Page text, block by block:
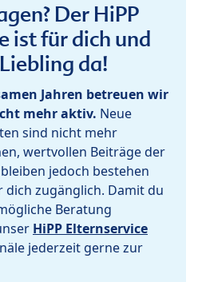
Der HiPP
ist für dich und
da!
Jahren betreuen wir
mehr aktiv. Neue
sind nicht mehr
wertvollen Beiträge der
jedoch bestehen
zugänglich. Damit du
Beratung
HiPP Elternservice
jederzeit gerne zur